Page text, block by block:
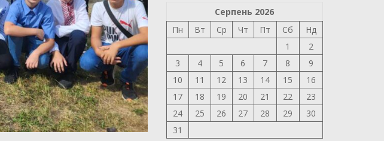
Серпень 2026
Пн
Вт Ср Чт Пт Сб
Нд
1
2
3
4 5 6 7 8
9
10
11 12 13 14 15
16
17
18 19 20 21 22
23
24
25 26 27 28 29
30
31